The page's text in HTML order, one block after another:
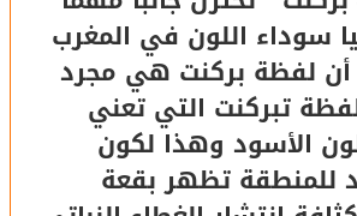
سوداء اللون في المغرب
أن لفظة بركنت هي مجرد
تبركنت التي تعني
الأسود وهذا لكون
للمنطقة تظهر بقعة